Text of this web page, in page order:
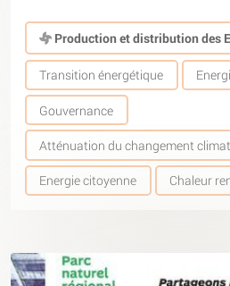
Production et distribution des
Transition énergétique
Gouvernance
Atténuation du changement
Energie citoyenne Chaleur